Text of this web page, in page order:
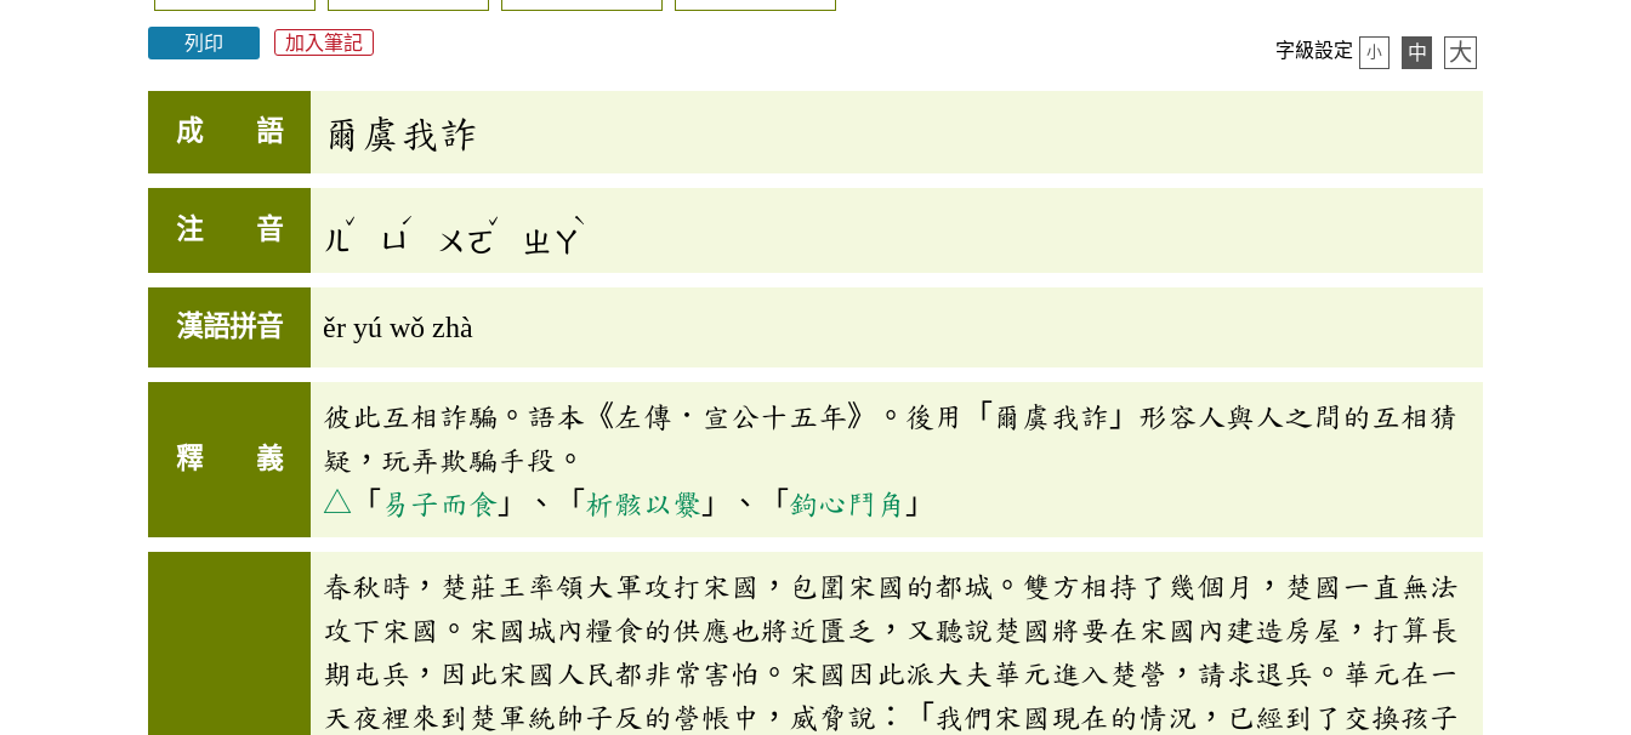
列印 加入筆記 字級設定 小 中 大
成 語 爾虞我詐
注 音 ㄦ
ˇ
ㄩ
ˊ
ㄨㄛ
ˇ
ㄓㄚ
ˋ
漢語拼音 ěr yú wǒ zhà
釋 義
彼此互相詐騙。語本《左傳．宣公十五年》。後用「爾虞我詐」形容人與人之間的互相猜
疑，玩弄欺騙手段。
△ 「 易子而食 」、「 析骸以爨 」、「 鉤心鬥角 」
春秋時，楚莊王率領大軍攻打宋國，包圍宋國的都城。雙方相持了幾個月，楚國一直無法
攻下宋國。宋國城內糧食的供應也將近匱乏，又聽說楚國將要在宋國內建造房屋，打算長
期屯兵，因此宋國人民都非常害怕。宋國因此派大夫華元進入楚營，請求退兵。華元在一
天夜裡來到楚軍統帥子反的營帳中，威脅說：「我們宋國現在的情況，已經到了交換孩子